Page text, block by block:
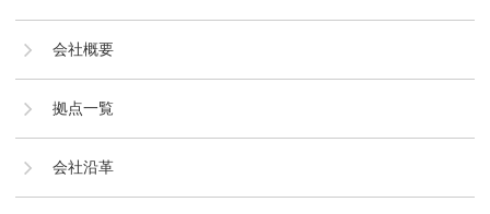
会社概要
拠点一覧
会社沿革